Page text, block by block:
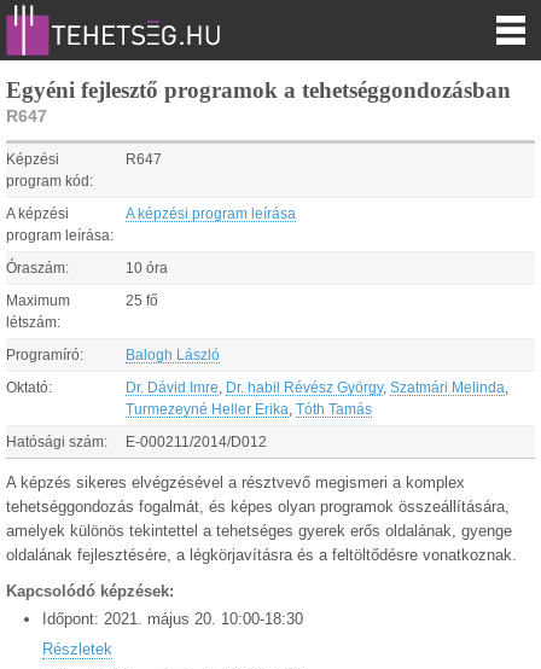
Egyéni fejlesztő programok a tehetséggondozásban
R647
Képzési
program kód:
R647
A képzési
program leírása:
A képzési program leírása
Óraszám: 10 óra
Maximum
létszám:
25 fő
Programíró: Balogh László
Oktató: Dr. Dávid Imre Dr. habil Révész György, Szatmári Melinda
Turmezeyné Heller Erika Tóth Tamás
Hatósági szám: E-000211/2014/D012
A képzés sikeres elvégzésével a résztvevő megismeri a komplex
tehetséggondozás fogalmát, és képes olyan programok összeállítására,
amelyek különös tekintettel a tehetséges gyerek erős oldalának, gyenge
oldalának fejlesztésére, a légkörjavításra és a feltöltődésre vonatkoznak.
Kapcsolódó képzések:
Időpont: 2021. május 20. 10:00-18:30
Részletek